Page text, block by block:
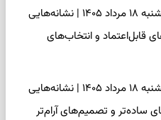
فال اسم امروز یکشنبه ۱۸ مرداد ۱۴۰۵ | نشانه‌هایی
قابل‌اعتماد و انتخاب‌های
فال چای امروز یکشنبه ۱۸ مرداد ۱۴۰۵ | نشانه‌هایی
ساده‌تر و تصمیم‌های آرام‌تر